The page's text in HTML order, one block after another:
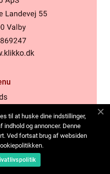
til at huske dine indstillinger,
og annoncer. Denne
Ved fortsat brug af websiden